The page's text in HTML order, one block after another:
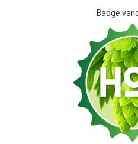
Badge